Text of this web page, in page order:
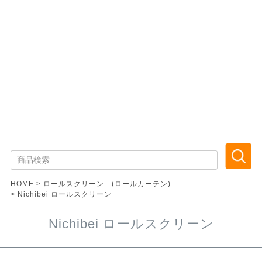
HOME
ロールスクリーン (ロールカーテン)
Nichibei ロールスクリーン
Nichibei ロールスクリーン